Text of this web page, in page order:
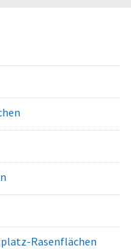
Rasenflächen